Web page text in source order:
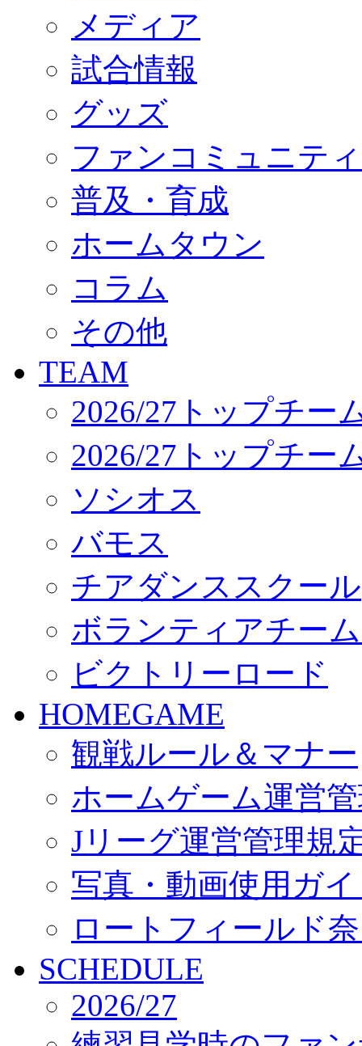
2026/27ファンコミュニティ
サポートショップ
GOODS
オフィシャルストア（実店舗）
オンラインストア
ACADEMY
アカデミーについて
コーチ&スタッフ
ジュニア
ジュニアユース
ユース
練習拠点（ナラディーア）
SCHOOL
CLUB
パートナー募集
クラブ理念
サステナビリティ
Web制作支援
応援プロジェクト
メディア
試合情報
グッズ
ファンコミュニティ
普及・育成
ホームタウン
コラム
その他
TEAM
2026/27トップチー
2026/27トップチー
ソシオス
バモス
チアダンススクール
ボランティアチー
ビクトリーロード
HOMEGAME
観戦ルール＆マナー
ホームゲーム運営
Jリーグ運営管理規
写真・動画使用ガ
ロートフィールド
SCHEDULE
2026/27